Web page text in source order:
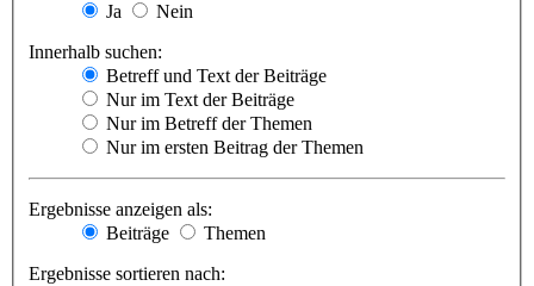
Ja
Nein
Innerhalb suchen:
Betreff und Text der Beiträge
Nur im Text der Beiträge
Nur im Betreff der Themen
Nur im ersten Beitrag der Themen
Ergebnisse anzeigen als:
Beiträge
Themen
Ergebnisse sortieren nach: